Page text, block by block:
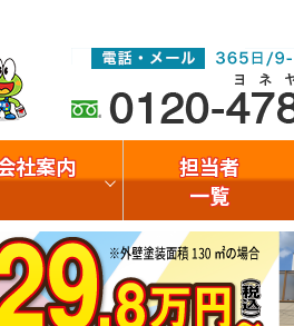
社案内
担当者
一覧